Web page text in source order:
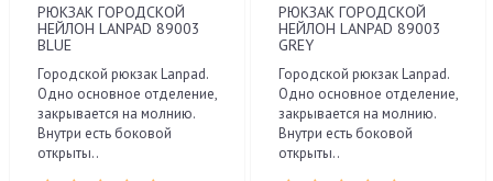
РЮКЗАК ГОРОДСКОЙ
НЕЙЛОН LANPAD 89003
BLUE
Городской рюкзак Lanpad.
Одно основное отделение,
закрывается на молнию.
Внутри есть боковой
открыты..
РЮКЗАК ГОРОДСКОЙ
НЕЙЛОН LANPAD 89003
GREY
Городской рюкзак Lanpad.
Одно основное отделение,
закрывается на молнию.
Внутри есть боковой
открыты..